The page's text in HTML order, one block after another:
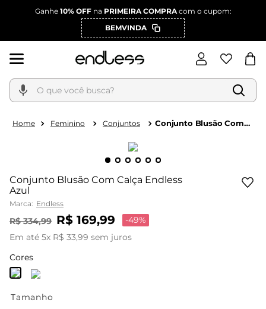
Ganhe 10% OFFna PRIMEIRA COMPRAcom o cupom:
BEMVINDA
O que você busca?
Feminino Conjuntos
Conjunto Blusão Com
Conjunto Blusão Com Calça Endless
Azul
Marca: Endless
R$ 334,99 R$ 169,99 -49%
Em até 5x R$ 33,99 sem juros
Cores
Tamanho